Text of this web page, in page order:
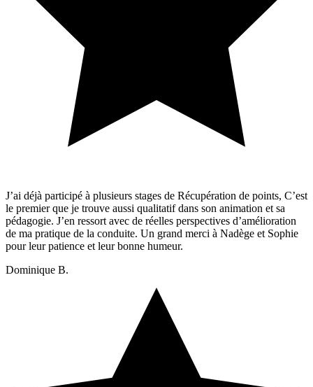
J’ai déjà participé à plusieurs stages de Récupération de points, C’est
le premier que je trouve aussi qualitatif dans son animation et sa
pédagogie. J’en ressort avec de réelles perspectives d’amélioration
de ma pratique de la conduite. Un grand merci à Nadège et Sophie
pour leur patience et leur bonne humeur.
Dominique B.